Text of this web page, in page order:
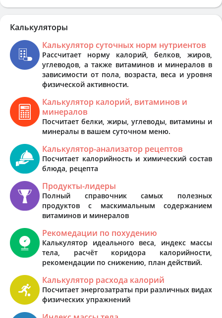
Калькуляторы
Калькулятор суточных норм нутриентов
Рассчитает норму калорий, белков, жиров,
углеводов, а также витаминов и минералов в
зависимости от пола, возраста, веса и уровня
физической активности.
Калькулятор калорий, витаминов и
минералов
Посчитает белки, жиры, углеводы, витамины и
минералы в вашем суточном меню.
Калькулятор-анализатор рецептов
Посчитает калорийность и химический состав
блюда, рецепта
Продукты-лидеры
Полный справочник самых полезных
продуктов с маскимальным содержанием
витаминов и минералов
Рекомедации по похудению
Калькулятор идеального веса, индекс массы
тела, расчёт коридора калорийности,
рекомендации по снижению, план действий.
Калькулятор расхода калорий
Посчитает энергозатраты при различных видах
физических упражнений